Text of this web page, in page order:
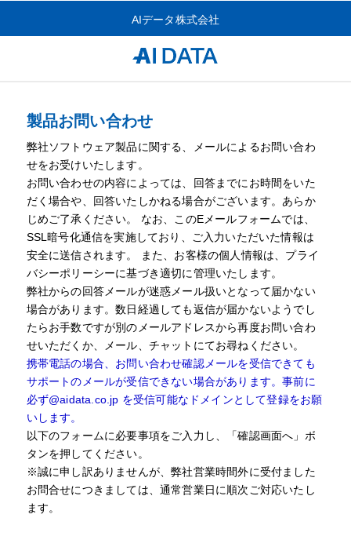
AIデータ株式会社
製品お問い合わせ
弊社ソフトウェア製品に関する、メールによるお問い合わ
せをお受けいたします。
お問い合わせの内容によっては、回答までにお時間をいた
だく場合や、回答いたしかねる場合がございます。あらか
じめご了承ください。 なお、このEメールフォームでは、
SSL暗号化通信を実施しており、ご入力いただいた情報は
安全に送信されます。 また、お客様の個人情報は、プライ
バシーポリーシーに基づき適切に管理いたします。
弊社からの回答メールが迷惑メール扱いとなって届かない
場合があります。数日経過しても返信が届かないようでし
たらお手数ですが別のメールアドレスから再度お問い合わ
せいただくか、メール、チャットにてお尋ねください。
携帯電話の場合、お問い合わせ確認メールを受信できても
サポートのメールが受信できない場合があります。事前に
必ず@aidata.co.jp を受信可能なドメインとして登録をお願
いします。
以下のフォームに必要事項をご入力し、「確認画面へ」ボ
タンを押してください。
※誠に申し訳ありませんが、弊社営業時間外に受付ました
お問合せにつきましては、通常営業日に順次ご対応いたし
ます。